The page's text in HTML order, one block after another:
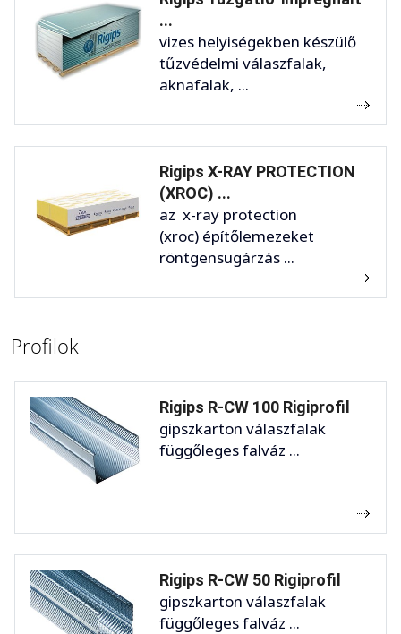
...
vizes helyiségekben készülő
tűzvédelmi válaszfalak,
aknafalak, ...
Rigips X-RAY PROTECTION
(XROC) ...
az x-ray protection
(xroc) építőlemezeket
röntgensugárzás ...
Profilok
Rigips R-CW 100 Rigiprofil
gipszkarton válaszfalak
függőleges falváz ...
Rigips R-CW 50 Rigiprofil
gipszkarton válaszfalak
függőleges falváz ...